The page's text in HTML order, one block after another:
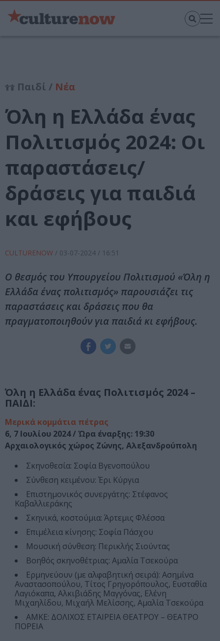
Παιδί / Νέα
Όλη η Ελλάδα ένας
Πολιτισμός 2024: Οι
παραστάσεις/
δράσεις για παιδιά
και εφήβους
CULTURENOW / 03-07-2024 / 16:51
Ο θεσμός του Υπουργείου Πολιτισμού «Όλη η
Ελλάδα ένας πολιτισμός» παρουσιάζει τις
παραστάσεις και δράσεις που θα
πραγματοποιηθούν για παιδιά κι εφήβους.
Όλη η Ελλάδα ένας Πολιτισμός 2024 –
ΠΑΙΔΙ:
Μερικά κομμάτια πέτρας
6, 7 Ιουλίου 2024 / Ώρα έναρξης: 19:30
Αρχαιολογικός χώρος Ζώνης, Αλεξανδρούπολη
Σκηνοθεσία: Σοφία Βγενοπούλου
Σύνθεση κειμένου: Έρι Κύργια
Επιστημονικός συνεργάτης: Στέφανος
Καβαλλιεράκης
Σκηνικά, κοστούμια: Άρτεμις Φλέσσα
Επιμέλεια κίνησης: Σοφία Πάσχου
Μουσική σύνθεση: Περικλής Σιούντας
Βοηθός σκηνοθέτριας: Αμαλία Τσεκούρα
Ερμηνεύουν (με αλφαβητική σειρά): Ασημίνα
Αναστασοπούλου, Τίτος Γρηγορόπουλος, Ευσταθία
Λαγιόκαπα, Αλκιβιάδης Μαγγόνας, Ελένη
Μιχαηλίδου, Μιχαήλ Μελίσσης, Αμαλία Τσεκούρα
ΑΜΚΕ: ΔΟΛΙΧΟΣ ΕΤΑΙΡΕΙΑ ΘΕΑΤΡΟΥ – ΘΕΑΤΡΟ
ΠΟΡΕΙΑ